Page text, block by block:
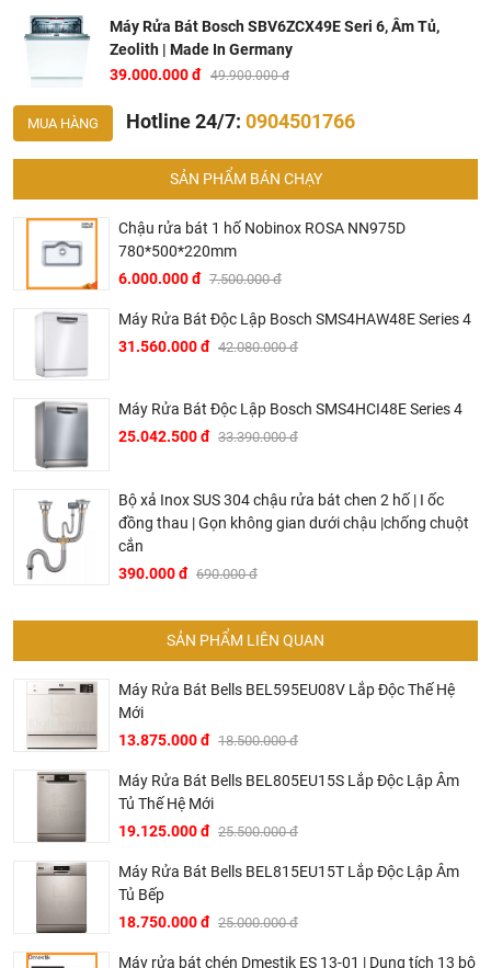
Máy Rửa Bát Bosch SBV6ZCX49E Seri 6
13 bộ bát đĩa châu âu
Nhãn năng lượng: C
Nhãn độ ồn: B
Tiêu thụ 210 kWh /năm (đo trên 280 lần rửa tiêu chuẩn)
Tiêu thụ điện Eco 50: 0.75 KWh
Chế độ điện chờ: 0.5W
Tiêu thụ nước Eco 50: 2660 lít / năm với 280 lần rửa
Tiêu thụ nước Eco 50: 9.5L
Tiêu thụ nước Auto 45-65 ° C: 7-18L tùy thuộc vào độ bẩn
Thời gian chương trình Eco 50: 235 phút
Độ ồn: 42 dB
Tiêu thụ năng lượng khi cấp nước nóng: 0.6 kWh
Các chương trình rửa của máy rửa bát:
8 chương trinh rửa: rửa mạnh 70 ° C, Tự động 45-65 ° C,
Tiết kiệm 50 ° C, Yên lặng 50 ° C, 1.5h 60ºC, Thủy tinh 40 °
Rửa mạnh 70 ° C: Đây là chế độ rửa chuyên sâu thích
hợp rửa những vật dụng có vết bẩn cứng đầu.
riêng cho các vết bẩn thông thường.
không lo tốn điện và tốn nước. Kích hoạt chương trình
này sẽ giúp các vết bẩn thông thường hoặc hơi khô được
Máy Rửa Bát Bosch SBV6ZCX49E Seri 6, Âm Tủ,
Zeolith | Made In Germany
39.000.000 đ 49.900.000 đ
MUA HÀNG Hotline 24/7: 0904501766
SẢN PHẨM BÁN CHẠY
Chậu rửa bát 1 hố Nobinox ROSA NN975D
780*500*220mm
6.000.000 đ 7.500.000 đ
Máy Rửa Bát Độc Lập Bosch SMS4HAW48E Series 4
31.560.000 đ 42.080.000 đ
Máy Rửa Bát Độc Lập Bosch SMS4HCI48E Series 4
25.042.500 đ 33.390.000 đ
Bộ xả Inox SUS 304 chậu rửa bát chen 2 hố | I ốc
đồng thau | Gọn không gian dưới chậu |chống chuột
cắn
390.000 đ 690.000 đ
SẢN PHẨM LIÊN QUAN
Máy Rửa Bát Bells BEL595EU08V Lắp Độc Thế Hệ
Mới
13.875.000 đ 18.500.000 đ
Máy Rửa Bát Bells BEL805EU15S Lắp Độc Lập Âm
Tủ Thế Hệ Mới
19.125.000 đ 25.500.000 đ
Máy Rửa Bát Bells BEL815EU15T Lắp Độc Lập Âm
Tủ Bếp
18.750.000 đ 25.000.000 đ
Máy rửa bát chén Dmestik ES 13-01 | Dung tích 13 bộ